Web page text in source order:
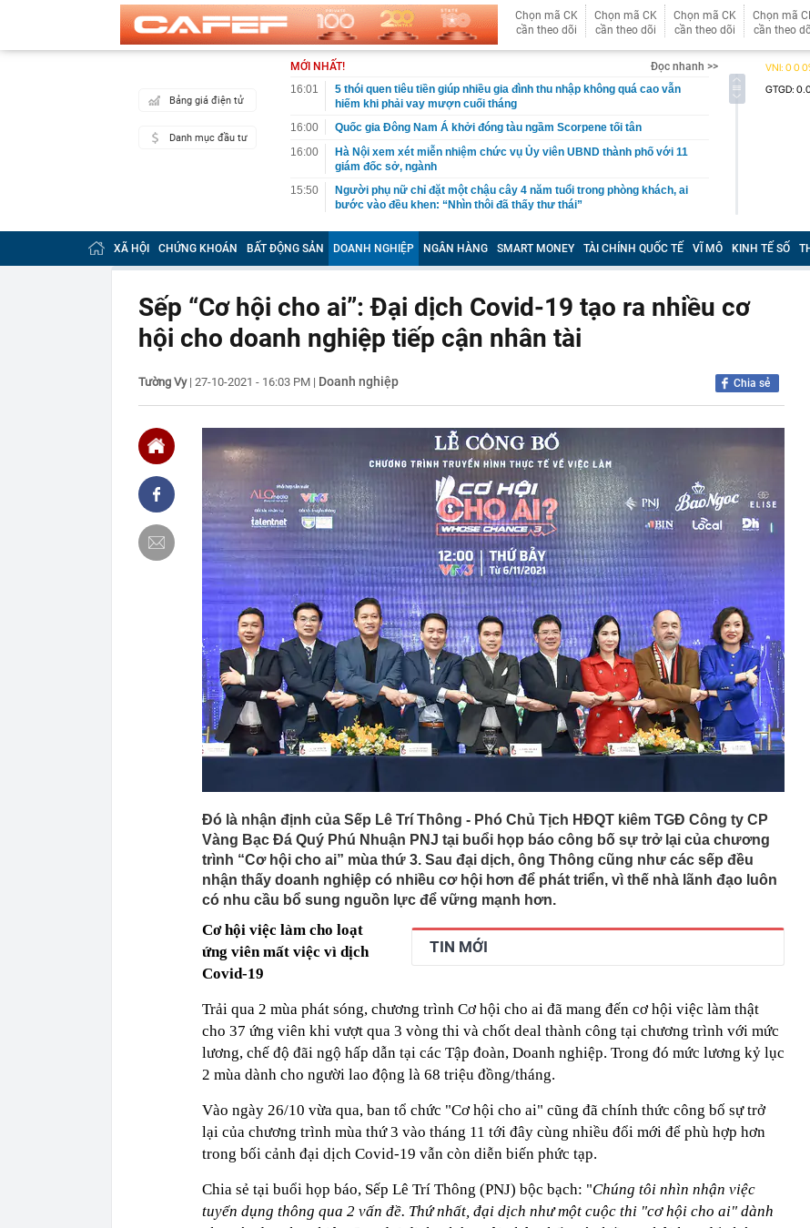
Chọn mã CK
cần theo dõi
Chọn mã CK
cần theo dõi
Chọn mã CK
cần theo dõi
Chọn mã
cần theo
Bảng giá điện tử
Danh mục đầu tư
MỚI NHẤT!
Đọc nhanh >>
16:01
5 thói quen tiêu tiền giúp nhiều gia đình thu nhập không quá cao vẫn
hiếm khi phải vay mượn cuối tháng
16:00
Quốc gia Đông Nam Á khởi đóng tàu ngầm Scorpene tối tân
16:00
Hà Nội xem xét miễn nhiệm chức vụ Ủy viên UBND thành phố với 11
giám đốc sở, ngành
15:50
Người phụ nữ chỉ đặt một chậu cây 4 năm tuổi trong phòng khách, ai
bước vào đều khen: “Nhìn thôi đã thấy thư thái”
15:49
Vì sao một số điện thoại Android không còn chạy được ứng dụng
YouTube?
15:45
Tập đoàn Trung Quốc đề xuất nhiều dự án lớn tại Quảng Trị
15:30
Ngọc Trinh thông báo đóng cửa nhà hàng sau 2 năm
15:27
Tập đoàn Đèo Cả đang nghiên cứu đầu tư nhiều dự án với tổng mức
đầu tư dự kiến gần 350.000 tỷ đồng
15:27
Vừa đi nắng về đã đứng trước quạt mạnh: Thói quen tưởng mát lại gây
Góc nhìn chuyên gia: "Dòng tiền bí ẩn" bất ngờ xuất hiện, nhưng VN-
Index vẫn đối mặt khả năng rung lắc mạnh
Vợ chồng Mạnh Trường thông báo về căn biệt thự 600m2 xây từ 2022
15:05
Điểm chuẩn Đại học Bách khoa Hà Nội cao nhất 29,54, đa phần các
ngành đều tăng
15:04
Sắp triển khai đường sắt Hà Nội - Đồng Đăng hơn 5 tỷ USD
15:00
Từng có cả 'biển người' chen chúc, ‘thánh địa du lịch’ Campuchia bỗng
đìu hiu: Chuyện gì đang xảy ra?
14:45
Bên trong biệt thự 500m2 như khu nghỉ dưỡng của nam ca sĩ quê Ninh
Bình lấy vợ miền Tây, 3 thế hệ cùng chung sống
14:45
Công an có cảnh báo quan trọng liên quan đến sổ đỏ, người dân nên
biết rõ
14:44
Điểm chuẩn Học viện Ngân hàng 2026 cao nhất 26,61
14:41
Trước khi đi ngủ nửa tiếng, hãy kiên trì cùng con làm 3 việc này, 10
năm sau sự khác biệt giữa con và bạn bè đồng trang lứa sẽ thấy rõ
XÃ HỘI CHỨNG KHOÁN BẤT ĐỘNG SẢN DOANH NGHIỆP NGÂN HÀNG SMART MONEY TÀI CHÍNH QUỐC TẾ VĨ MÔ KINH TẾ SỐ
Sếp “Cơ hội cho ai”: Đại dịch Covid-19 tạo ra nhiều cơ
hội cho doanh nghiệp tiếp cận nhân tài
Tường Vy| 27-10-2021 - 16:03 PM | Doanh nghiệp Chia sẻ
Đó là nhận định của Sếp Lê Trí Thông - Phó Chủ Tịch HĐQT kiêm TGĐ Công ty CP
Vàng Bạc Đá Quý Phú Nhuận PNJ tại buổi họp báo công bố sự trở lại của chương
trình “Cơ hội cho ai” mùa thứ 3. Sau đại dịch, ông Thông cũng như các sếp đều
nhận thấy doanh nghiệp có nhiều cơ hội hơn để phát triển, vì thế nhà lãnh đạo luôn
có nhu cầu bổ sung nguồn lực để vững mạnh hơn.
TIN MỚI
Cơ hội việc làm cho loạt
ứng viên mất việc vì dịch
Covid-19
Trải qua 2 mùa phát sóng, chương trình Cơ hội cho ai đã mang đến cơ hội việc làm thật
cho 37 ứng viên khi vượt qua 3 vòng thi và chốt deal thành công tại chương trình với mức
lương, chế độ đãi ngộ hấp dẫn tại các Tập đoàn, Doanh nghiệp. Trong đó mức lương kỷ lục
2 mùa dành cho người lao động là 68 triệu đồng/tháng.
Vào ngày 26/10 vừa qua, ban tổ chức "Cơ hội cho ai" cũng đã chính thức công bố sự trở
lại của chương trình mùa thứ 3 vào tháng 11 tới đây cùng nhiều đổi mới để phù hợp hơn
trong bối cảnh đại dịch Covid-19 vẫn còn diễn biến phức tạp.
Chia sẻ tại buổi họp báo, Sếp Lê Trí Thông (PNJ) bộc bạch: "Chúng tôi nhìn nhận việc
tuyển dụng thông qua 2 vấn đề. Thứ nhất, đại dịch như một cuộc thi "cơ hội cho ai" dành